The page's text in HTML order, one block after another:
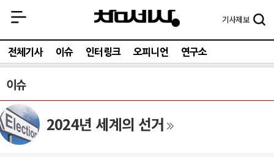
기사제보
전체기사 이슈 인터링크 오피니언 연구소
이슈
2024년 세계의 선거